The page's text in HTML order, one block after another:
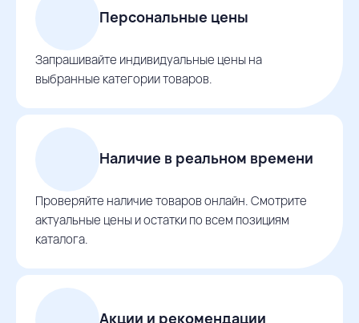
Персональные цены
Запрашивайте индивидуальные цены на
выбранные категории товаров.
Наличие в реальном времени
Проверяйте наличие товаров онлайн. Смотрите
актуальные цены и остатки по всем позициям
каталога.
Акции и рекомендации